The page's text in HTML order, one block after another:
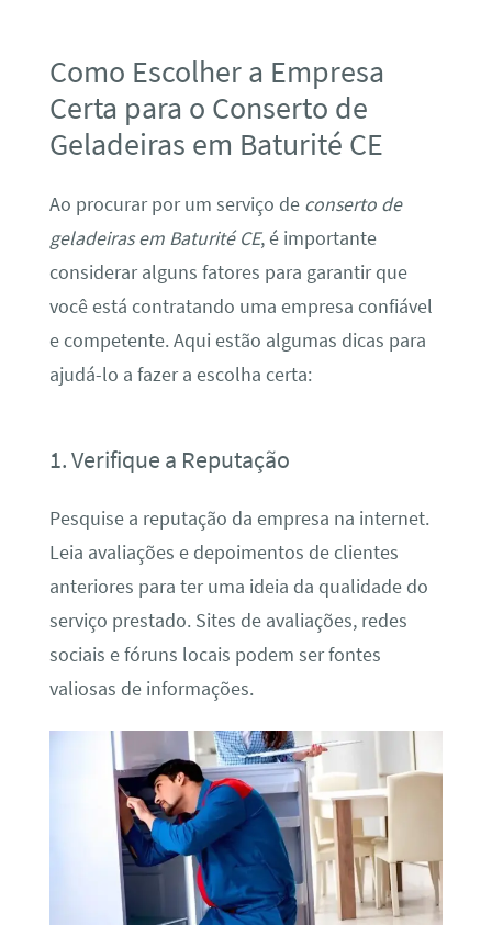
Como Escolher a Empresa
Certa para o Conserto de
Geladeiras em Baturité CE
Ao procurar por um serviço de conserto de
geladeiras em Baturité CE, é importante
considerar alguns fatores para garantir que
você está contratando uma empresa confiável
e competente. Aqui estão algumas dicas para
ajudá-lo a fazer a escolha certa:
1. Verifique a Reputação
Pesquise a reputação da empresa na internet.
Leia avaliações e depoimentos de clientes
anteriores para ter uma ideia da qualidade do
serviço prestado. Sites de avaliações, redes
sociais e fóruns locais podem ser fontes
valiosas de informações.